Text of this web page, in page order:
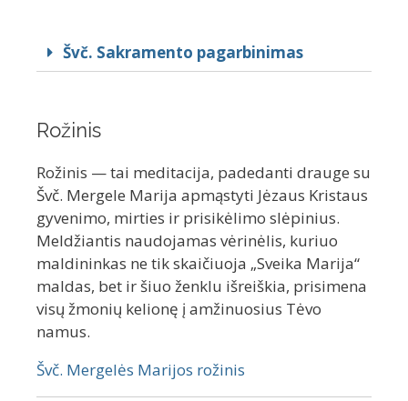
Švč. Sakramento pagarbinimas
Rožinis
Rožinis — tai meditacija, padedanti drauge su
Švč. Mergele Marija apmąstyti Jėzaus Kristaus
gyvenimo, mirties ir prisikėlimo slėpinius.
Meldžiantis naudojamas vėrinėlis, kuriuo
maldininkas ne tik skaičiuoja „Sveika Marija“
maldas, bet ir šiuo ženklu išreiškia, prisimena
visų žmonių kelionę į amžinuosius Tėvo
namus.
Švč. Mergelės Marijos rožinis